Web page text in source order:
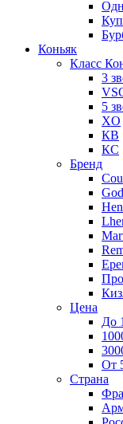
Коньяк
Класс
3
5
XO
КВ
КС
Бренд
Цена
До
От
Страна